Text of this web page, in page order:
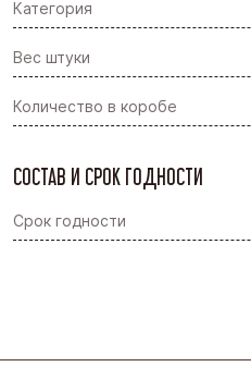
Категория
Вес штуки
Количество в коробе
СОСТАВ И СРОК ГОДНОСТИ
Срок годности